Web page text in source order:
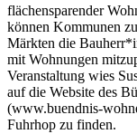
flächensparender
können Kommunen
Märkten die
mit Wohnungen
Veranstaltung wies
auf die Website des
(www.buendnis-
Fuhrhop zu finden.